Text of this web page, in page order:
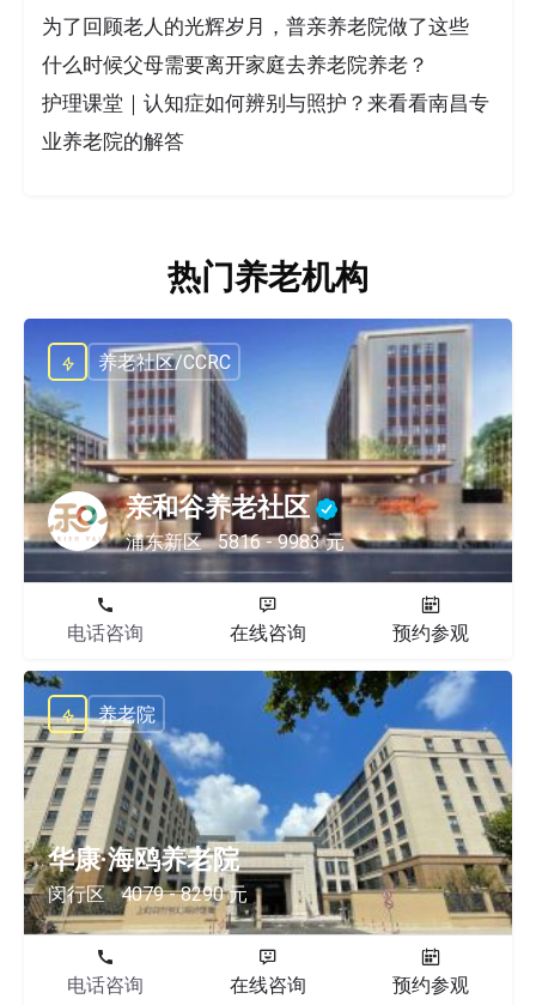
为了回顾老人的光辉岁月，普亲养老院做了这些
什么时候父母需要离开家庭去养老院养老？
护理课堂｜认知症如何辨别与照护？来看看南昌专
业养老院的解答
热门养老机构
亲和谷养老社区
浦东新区 5816 - 9983 元
养老社区/CCRC
电话咨询 在线咨询 预约参观
华康·海鸥养老院
闵行区 4079 - 8290 元
养老院
电话咨询 在线咨询 预约参观